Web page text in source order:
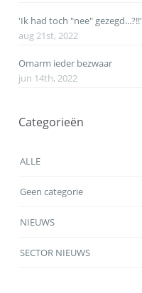
'Ik had toch "nee" gezegd...?!!'
aug 21st, 2022
Omarm ieder bezwaar
jun 14th, 2022
Categorieën
ALLE
Geen categorie
NIEUWS
SECTOR NIEUWS